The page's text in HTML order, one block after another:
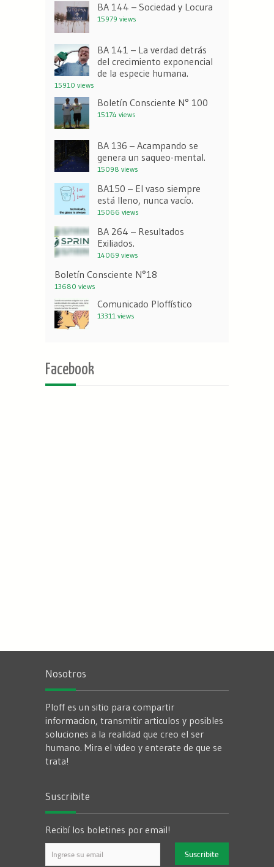
BA 144 – Sociedad y Locura
15979 views
BA 141 – La verdad detrás
del crecimiento exponencial
de la especie humana.
15910 views
Boletín Consciente N° 100
15174 views
BA 136 – Acampando se
genera un saqueo-mental.
15098 views
BA150 – El vaso siempre
está lleno, nunca vacío.
15066 views
BA 264 – Resultados
Exiliados.
14069 views
Boletín Consciente N°18
13680 views
Comunicado Ploffístico
13311 views
Facebook
Nosotros
Ploff es un sitio para compartir
informacion, transmitir articulos y posibles
soluciones a la realidad que creo el ser
humano. Mira el video y enterate de que se
trata!
Suscribite
Recibí los boletines por email!